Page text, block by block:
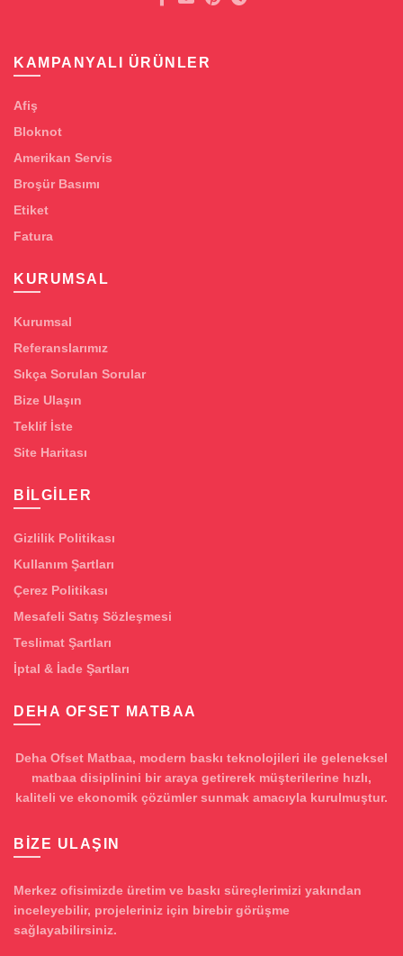
KAMPANYALI ÜRÜNLER
Afiş
Bloknot
Amerikan Servis
Broşür Basımı
Etiket
Fatura
KURUMSAL
Kurumsal
Referanslarımız
Sıkça Sorulan Sorular
Bize Ulaşın
Teklif İste
Site Haritası
BILGILER
Gizlilik Politikası
Kullanım Şartları
Çerez Politikası
Mesafeli Satış Sözleşmesi
Teslimat Şartları
İptal & İade Şartları
DEHA OFSET MATBAA
Deha Ofset Matbaa, modern baskı teknolojileri ile geleneksel
matbaa disiplinini bir araya getirerek müşterilerine hızlı,
kaliteli ve ekonomik çözümler sunmak amacıyla kurulmuştur.
BIZE ULAŞIN
Merkez ofisimizde üretim ve baskı süreçlerimizi yakından
inceleyebilir, projeleriniz için birebir görüşme
sağlayabilirsiniz.